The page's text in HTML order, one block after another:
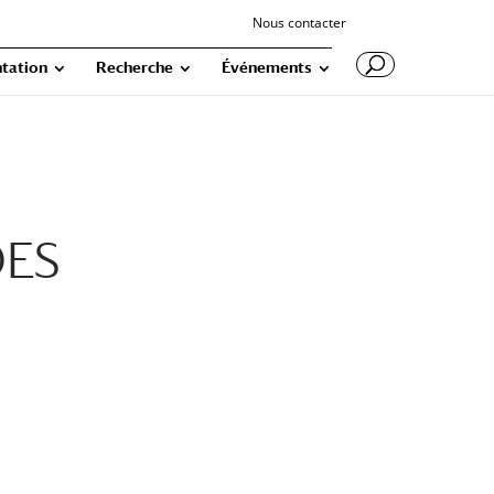
Nous contacter
Recherche Événements